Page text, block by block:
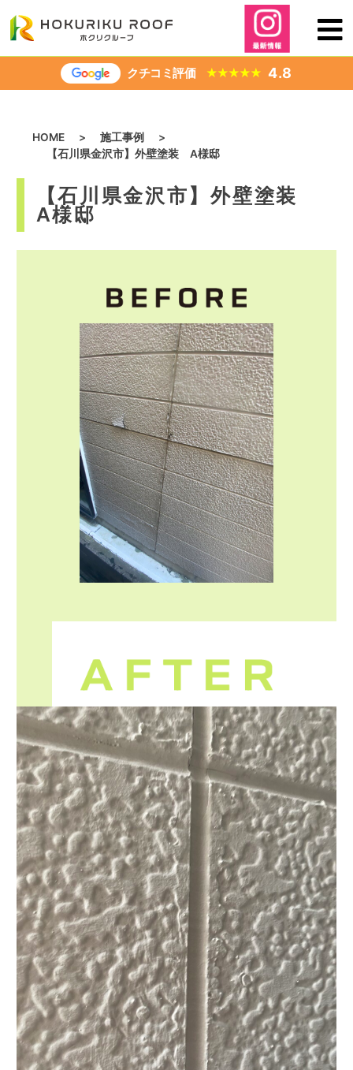
ス
クチコミ評価 ★★★★★ 4.8
HOME > 施工事例
>
【石川県金沢市】外壁塗装 A様邸
【石川県金沢市】外壁塗装
A様邸